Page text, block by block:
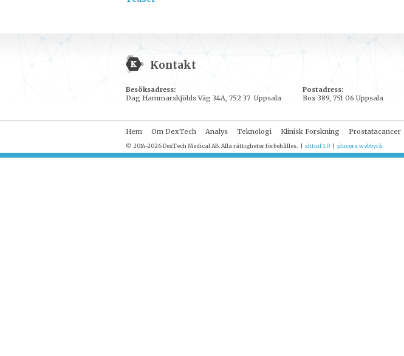
Kontakt
Besöksadress:
Dag Hammarskjölds Väg 34A, 752 37 Uppsala
Postadress:
Box 389, 751 06 Uppsala
Hem Om DexTech Analys Teknologi Klinisk Forskning Prostatacancer
© 2014-2026 DexTech Medical AB. Alla rättigheter förbehålles. | xhtml 1.0 | plucera webbyrå